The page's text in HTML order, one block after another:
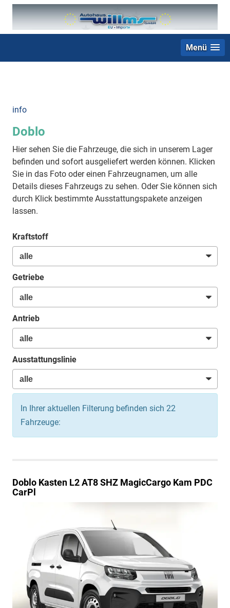
Menü
info
Doblo
Hier sehen Sie die Fahrzeuge, die sich in unserem Lager
befinden und sofort ausgeliefert werden können. Klicken
Sie in das Foto oder einen Fahrzeugnamen, um alle
Details dieses Fahrzeugs zu sehen. Oder Sie können sich
durch Klick bestimmte Ausstattungspakete anzeigen
lassen.
Kraftstoff
Getriebe
Antrieb
Ausstattungslinie
In Ihrer aktuellen Filterung befinden sich 22
Fahrzeuge:
Doblo Kasten L2 AT8 SHZ MagicCargo Kam PDC
CarPl